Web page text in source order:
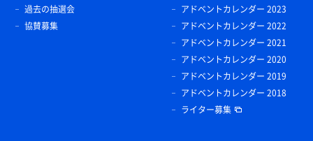
過去の抽選会
協賛募集
アドベントカレンダー 2023
アドベントカレンダー 2022
アドベントカレンダー 2021
アドベントカレンダー 2020
アドベントカレンダー 2019
アドベントカレンダー 2018
ライター募集